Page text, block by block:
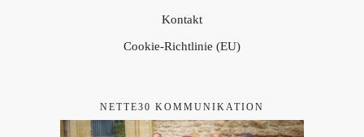
Kontakt
Cookie-Richtlinie (EU)
NETTE30 KOMMUNIKATION